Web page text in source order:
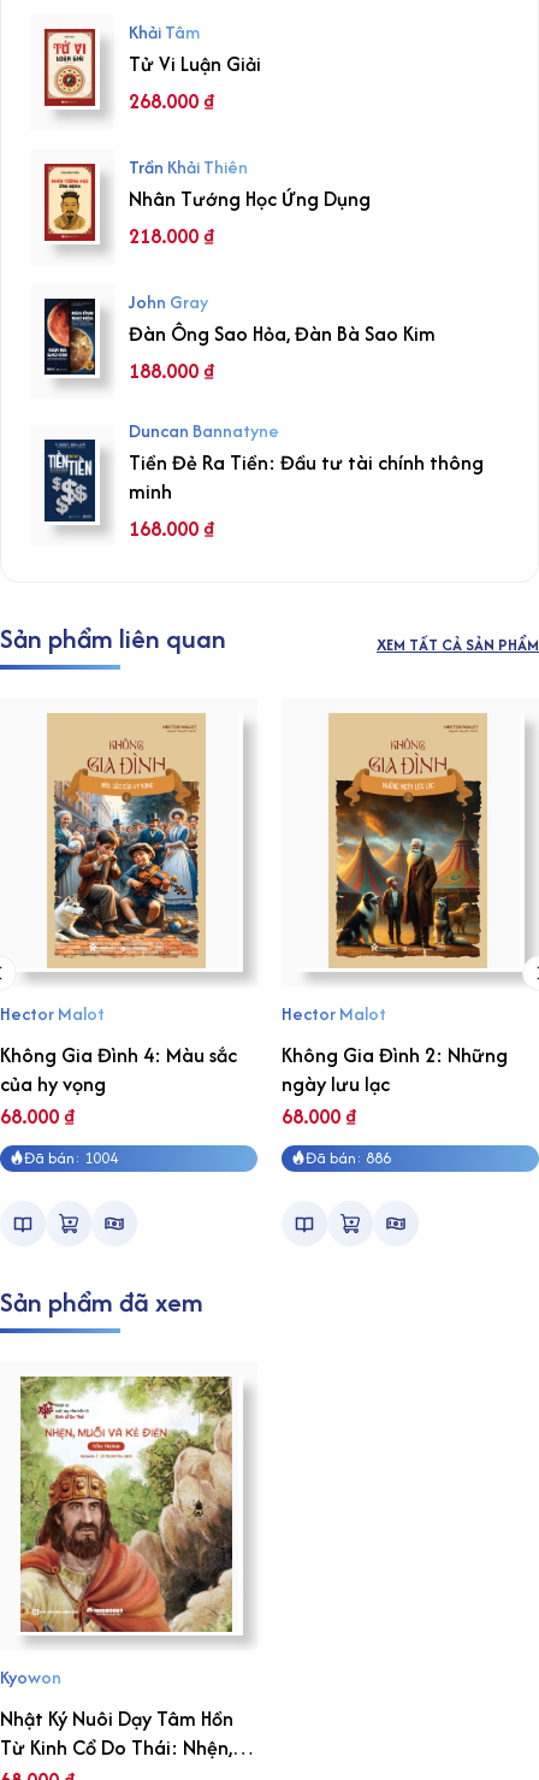
Khải Tâm
Tử Vi Luận Giải
268.000₫
Trần Khải Thiên
Nhân Tướng Học Ứng Dụng
218.000₫
John Gray
Đàn Ông Sao Hỏa, Đàn Bà Sao Kim
188.000₫
Duncan Bannatyne
Tiền Đẻ Ra Tiền: Đầu tư tài chính thông
minh
168.000₫
Sản phẩm liên quan XEM TẤT CẢ SẢN PHẨM
Hector Malot
Không Gia Đình 4: Màu sắc
của hy vọng
68.000₫
Đã bán: 1004
Hector Malot
Không Gia Đình 2: Những
ngày lưu lạc
68.000₫
Đã bán: 886
Sản phẩm đã xem
Kyowon
Nhật Ký Nuôi Dạy Tâm Hồn
Từ Kinh Cổ Do Thái: Nhện,